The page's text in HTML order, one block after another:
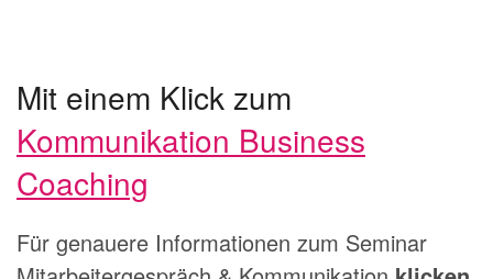
Mit einem Klick zum
Kommunikation Business
Coaching
Für genauere Informationen zum Seminar